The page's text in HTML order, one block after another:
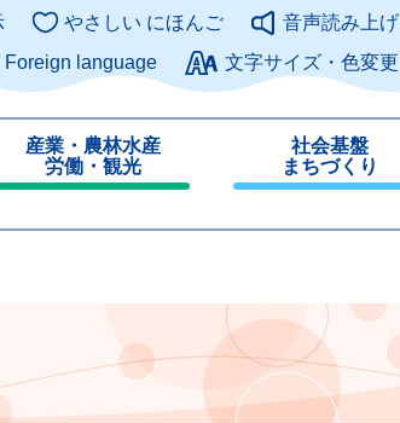
このページの本文へ
やさしい にほんご
音声読み上げ
Foreign language
文字サイズ・色変更
産業・農林水産
労働・観光
社会基盤
まちづくり
じ